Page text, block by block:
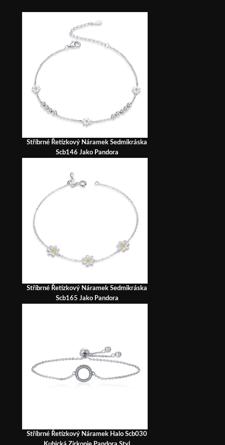
Stříbrné Řetízkový Náramek Sedmikráska
Scb146 Jako Pandora
Stříbrné Řetízkový Náramek Sedmikráska
Scb165 Jako Pandora
Stříbrné Řetízkový Náramek Halo Scb030